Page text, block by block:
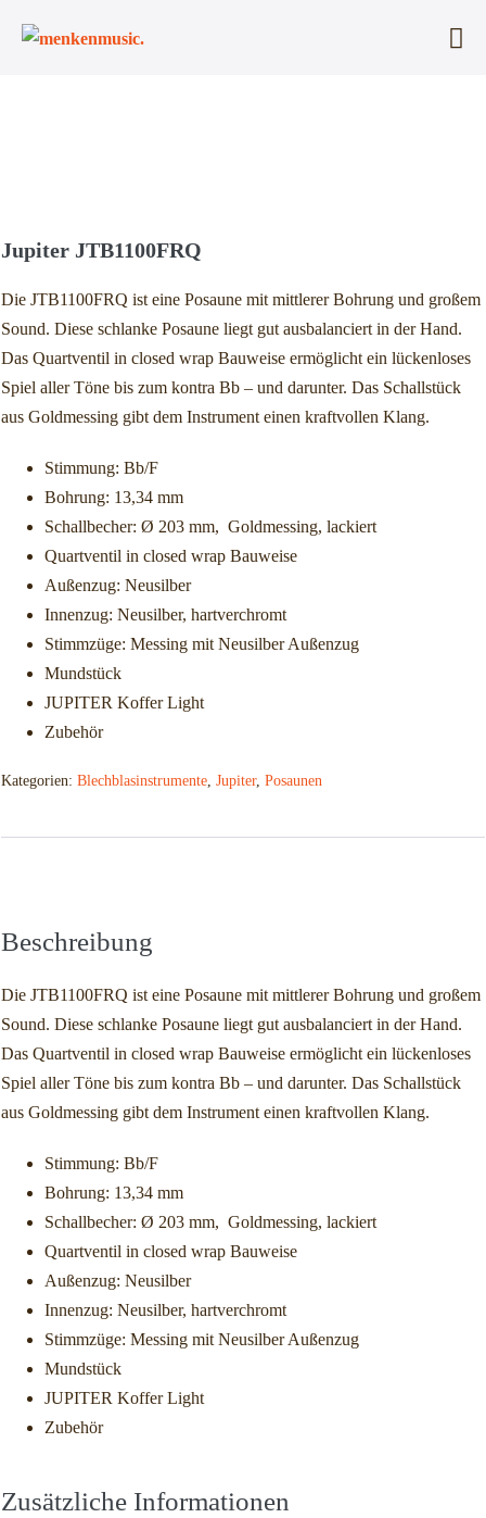
Inhalt
Jupiter JTB1100FRQ
Die JTB1100FRQ ist eine Posaune mit mittlerer Bohrung und großem
Sound. Diese schlanke Posaune liegt gut ausbalanciert in der Hand.
Das Quartventil in closed wrap Bauweise ermöglicht ein lückenloses
Spiel aller Töne bis zum kontra Bb – und darunter. Das Schallstück
aus Goldmessing gibt dem Instrument einen kraftvollen Klang.
Stimmung: Bb/F
Bohrung: 13,34 mm
Schallbecher: Ø 203 mm, Goldmessing, lackiert
Quartventil in closed wrap Bauweise
Außenzug: Neusilber
Innenzug: Neusilber, hartverchromt
Stimmzüge: Messing mit Neusilber Außenzug
Mundstück
JUPITER Koffer Light
Zubehör
Kategorien: Blechblasinstrumente Jupiter, Posaunen
Beschreibung
Die JTB1100FRQ ist eine Posaune mit mittlerer Bohrung und großem
Sound. Diese schlanke Posaune liegt gut ausbalanciert in der Hand.
Das Quartventil in closed wrap Bauweise ermöglicht ein lückenloses
Spiel aller Töne bis zum kontra Bb – und darunter. Das Schallstück
aus Goldmessing gibt dem Instrument einen kraftvollen Klang.
Stimmung: Bb/F
Bohrung: 13,34 mm
Schallbecher: Ø 203 mm, Goldmessing, lackiert
Quartventil in closed wrap Bauweise
Außenzug: Neusilber
Innenzug: Neusilber, hartverchromt
Stimmzüge: Messing mit Neusilber Außenzug
Mundstück
JUPITER Koffer Light
Zubehör
Zusätzliche Informationen